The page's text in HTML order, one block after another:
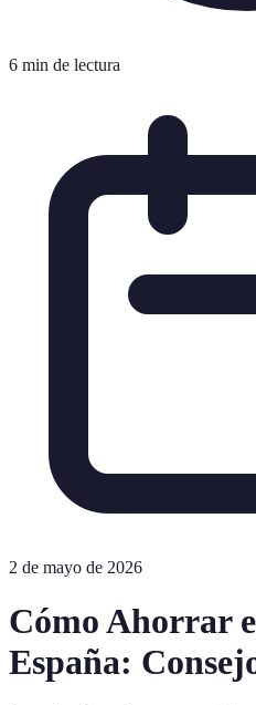
6 min de lectura
2 de mayo de 2026
Cómo Ahorrar
España: